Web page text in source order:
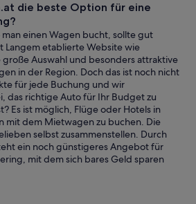
die beste Option für eine
einen Wagen bucht, sollte gut
Langem etablierte Website wie
Auswahl und besonders attraktive
in der Region. Doch das ist noch nicht
für jede Buchung und wir
das richtige Auto für Ihr Budget zu
Es ist möglich, Flüge oder Hotels in
mit dem Mietwagen zu buchen. Die
selbst zusammenstellen. Durch
ein noch günstigeres Angebot für
mit dem sich bares Geld sparen